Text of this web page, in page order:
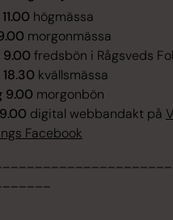
högmässa
morgonmässa
9.00 fredsbön i Rågsveds
kvällsmässa
9.00 morgonbön
digital webbandakt på
Facebook